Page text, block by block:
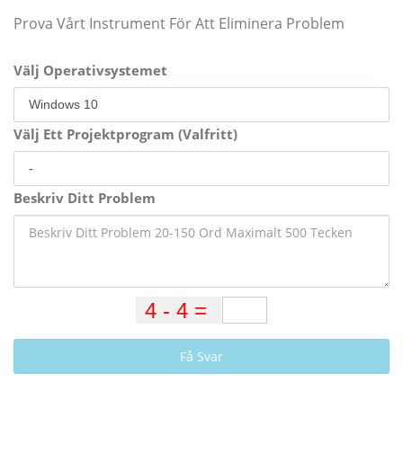
Prova Vårt Instrument För Att Eliminera Problem
Välj Operativsystemet
Välj Ett Projektprogram (Valfritt)
Beskriv Ditt Problem
Få Svar